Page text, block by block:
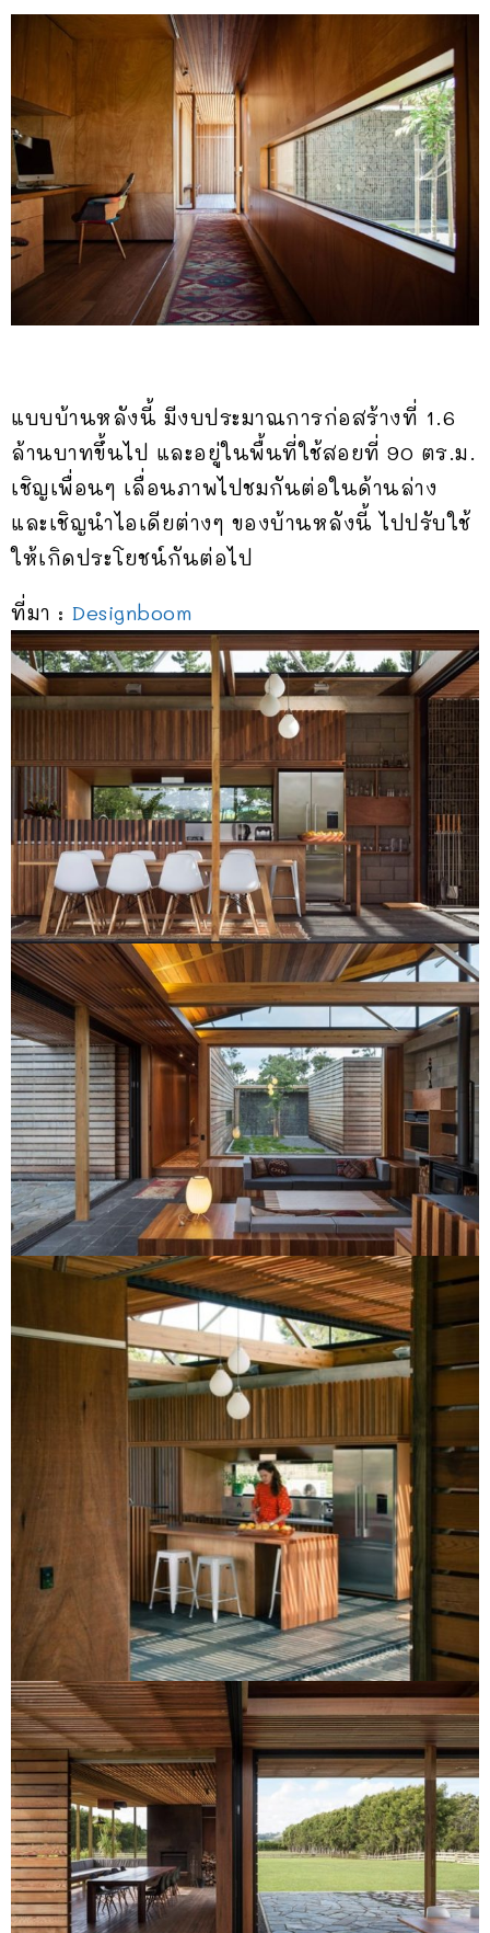
แบบบ้านหลังนี้ มีงบประมาณการก่อสร้างที่ 1.6
ล้านบาทขึ้นไป และอยู่ในพื้นที่ใช้สอยที่ 90 ตร.ม.
เชิญเพื่อนๆ เลื่อนภาพไปชมกันต่อในด้านล่าง
และเชิญนำไอเดียต่างๆ ของบ้านหลังนี้ ไปปรับใช้
ให้เกิดประโยชน์กันต่อไป
ที่มา : Designboom